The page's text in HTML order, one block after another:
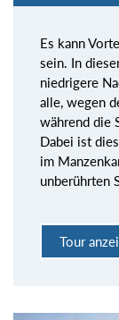
Es kann
sein. In
niedrigere
alle, wegen
während die
Dabei ist
im
unberührten
Tour